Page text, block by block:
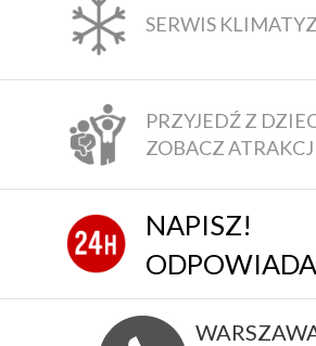
SERWIS
PRZYJEDŹ Z
ZOBACZ
NAPISZ!